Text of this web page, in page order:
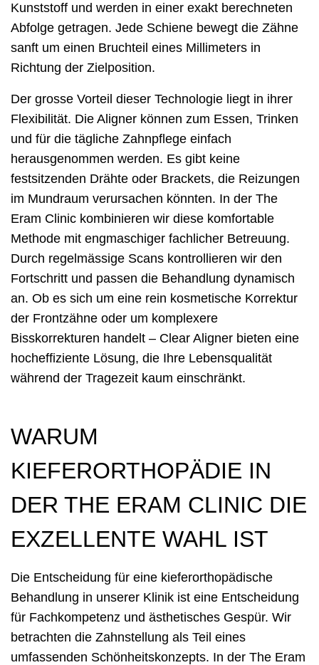
Kunststoff und werden in einer exakt berechneten
Abfolge getragen. Jede Schiene bewegt die Zähne
sanft um einen Bruchteil eines Millimeters in
Richtung der Zielposition.
Der grosse Vorteil dieser Technologie liegt in ihrer
Flexibilität. Die Aligner können zum Essen, Trinken
und für die tägliche Zahnpflege einfach
herausgenommen werden. Es gibt keine
festsitzenden Drähte oder Brackets, die Reizungen
im Mundraum verursachen könnten. In der The
Eram Clinic kombinieren wir diese komfortable
Methode mit engmaschiger fachlicher Betreuung.
Durch regelmässige Scans kontrollieren wir den
Fortschritt und passen die Behandlung dynamisch
an. Ob es sich um eine rein kosmetische Korrektur
der Frontzähne oder um komplexere
Bisskorrekturen handelt – Clear Aligner bieten eine
hocheffiziente Lösung, die Ihre Lebensqualität
während der Tragezeit kaum einschränkt.
WARUM
KIEFERORTHOPÄDIE IN
DER THE ERAM CLINIC DIE
EXZELLENTE WAHL IST
Die Entscheidung für eine kieferorthopädische
Behandlung in unserer Klinik ist eine Entscheidung
für Fachkompetenz und ästhetisches Gespür. Wir
betrachten die Zahnstellung als Teil eines
umfassenden Schönheitskonzepts. In der The Eram